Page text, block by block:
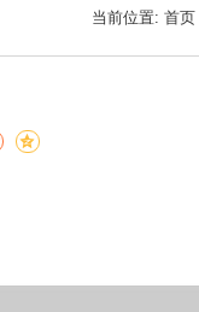
当前位置:首页